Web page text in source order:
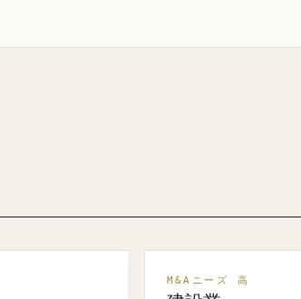
M&Aニーズ 高